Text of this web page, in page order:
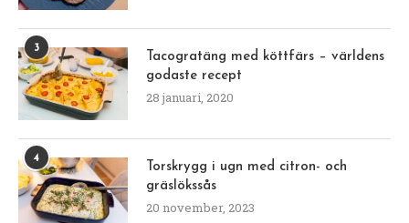
3
Tacogratäng med köttfärs – världens
godaste recept
28 januari, 2020
4
Torskrygg i ugn med citron- och
gräslökssås
20 november, 2023